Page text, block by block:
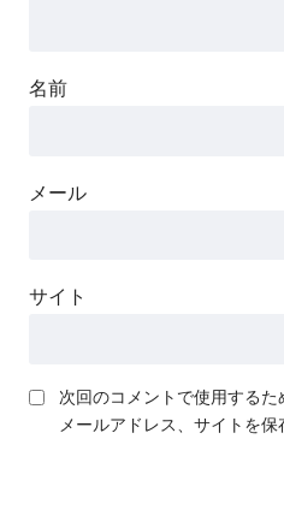
名前
メール
サイト
次回のコメントで使用するた
メールアドレス、サイトを保